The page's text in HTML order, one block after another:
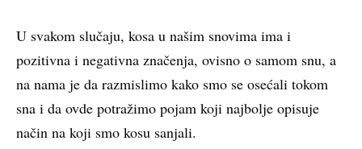
U svakom slučaju, kosa u našim snovima ima i
pozitivna i negativna značenja, ovisno o samom snu, a
na nama je da razmislimo kako smo se osećali tokom
sna i da ovde potražimo pojam koji najbolje opisuje
način na koji smo kosu sanjali.